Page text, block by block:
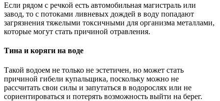
Если рядом с речкой есть автомобильная магистраль или
завод, то с потоками ливневых дождей в воду попадают
загрязнения тяжелыми токсичными для организма металлами,
которые могут стать причиной отравления.
Тина и коряги на воде
Такой водоем не только не эстетичен, но может стать
причиной гибели купальщика, поскольку можно не
рассчитать свои силы и запутаться в водорослях или не
сориентироваться и потерять возможность выйти на берег.